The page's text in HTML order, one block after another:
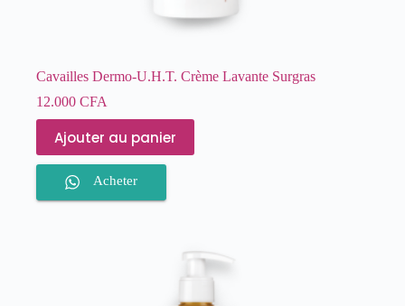
Cavailles Dermo-U.H.T. Crème Lavante Surgras
12.000 CFA
Ajouter au panier
Acheter